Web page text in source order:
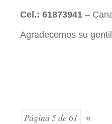
Cel.: 61873941 –
Agradecemos su
Página 5 de 61
«